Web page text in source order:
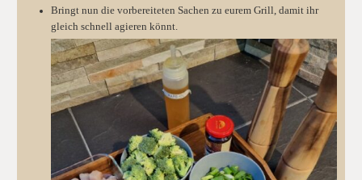
Bringt nun die vorbereiteten Sachen zu eurem Grill, damit ihr
gleich schnell agieren könnt.